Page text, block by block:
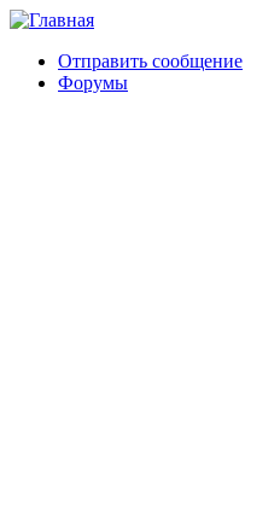
Отправить сообщение
Форумы